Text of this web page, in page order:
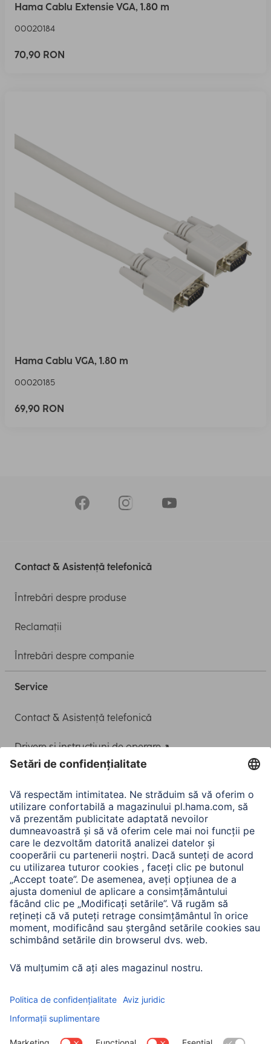
Hama Cablu Extensie VGA, 1.80 m
00020184
70,90 RON
Hama Cablu VGA, 1.80 m
00020185
69,90 RON
Contact & Asistență telefonică
Întrebări despre produse
Reclamații
Întrebări despre companie
Service
Contact & Asistență telefonică
Drivere și instrucțiuni de operare
A.N.P.C.
A.N.P.C. SAL
Companie
Istoria companiei
Hama Mondial